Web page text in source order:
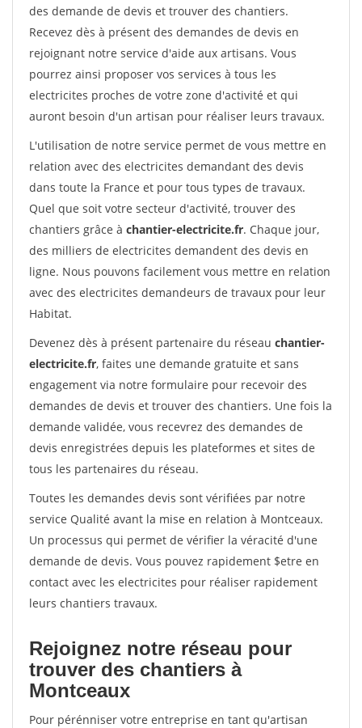
des demande de devis et trouver des chantiers.
Recevez dès à présent des demandes de devis en
rejoignant notre service d'aide aux artisans. Vous
pourrez ainsi proposer vos services à tous les
electricites proches de votre zone d'activité et qui
auront besoin d'un artisan pour réaliser leurs travaux.
L'utilisation de notre service permet de vous mettre en
relation avec des electricites demandant des devis
dans toute la France et pour tous types de travaux.
Quel que soit votre secteur d'activité, trouver des
chantiers grâce à chantier-electricite.fr. Chaque jour,
des milliers de electricites demandent des devis en
ligne. Nous pouvons facilement vous mettre en relation
avec des electricites demandeurs de travaux pour leur
Habitat.
Devenez dès à présent partenaire du réseau chantier-
electricite.fr, faites une demande gratuite et sans
engagement via notre formulaire pour recevoir des
demandes de devis et trouver des chantiers. Une fois la
demande validée, vous recevrez des demandes de
devis enregistrées depuis les plateformes et sites de
tous les partenaires du réseau.
Toutes les demandes devis sont vérifiées par notre
service Qualité avant la mise en relation à Montceaux.
Un processus qui permet de vérifier la véracité d'une
demande de devis. Vous pouvez rapidement $etre en
contact avec les electricites pour réaliser rapidement
leurs chantiers travaux.
Rejoignez notre réseau pour
trouver des chantiers à
Montceaux
Pour pérénniser votre entreprise en tant qu'artisan